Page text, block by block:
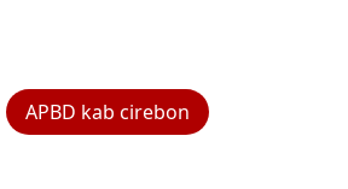
APBD kab cirebon